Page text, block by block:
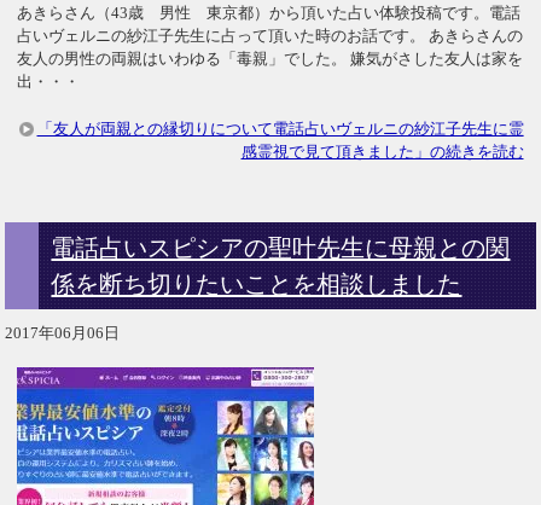
あきらさん（43歳 男性 東京都）から頂いた占い体験投稿です。電話
占いヴェルニの紗江子先生に占って頂いた時のお話です。 あきらさんの
友人の男性の両親はいわゆる「毒親」でした。 嫌気がさした友人は家を
出・・・
「友人が両親との縁切りについて電話占いヴェルニの紗江子先生に霊
感霊視で見て頂きました」の続きを読む
電話占いスピシアの聖叶先生に母親との関
係を断ち切りたいことを相談しました
2017年06月06日